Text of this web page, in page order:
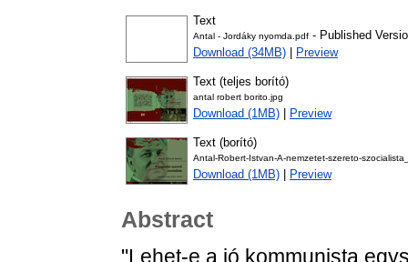
Text
Antal - Jordáky nyomda.pdf - Published
Download (34MB)
Preview
Text (teljes borító)
antal robert borito.jpg
Download (1MB) Preview
Text (borító)
Antal-Robert-Istvan-A-nemzetet-szereto-
Download (1MB) Preview
Abstract
"Lehet-e a jó kommunista